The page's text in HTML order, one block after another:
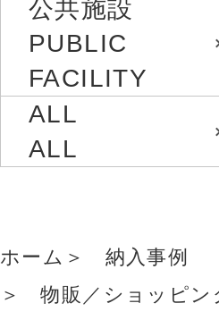
公共施設
PUBLIC
FACILITY
ALL
ALL
ホーム
納入事例
物販／ショッピン